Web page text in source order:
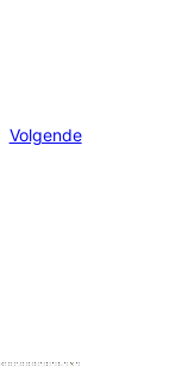
Volgende